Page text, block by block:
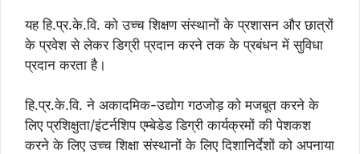
यह हि.प्र.के.वि. को उच्‍च शिक्षण संस्‍थानों के प्रशासन और छात्रों
के प्रवेश से लेकर डिग्री प्रदान करने तक के प्रबंधन में सुविधा
प्रदान करता है।
हि.प्र.के.वि. ने अकादमिक-उद्योग गठजोड़ को मजबूत करने के
लिए प्रशिक्षुता/इंटर्नशिप एम्बेडेड डिग्री कार्यक्रमों की पेशकश
करने के लिए उच्च शिक्षा संस्थानों के लिए दिशानिर्देशों को अपनाया